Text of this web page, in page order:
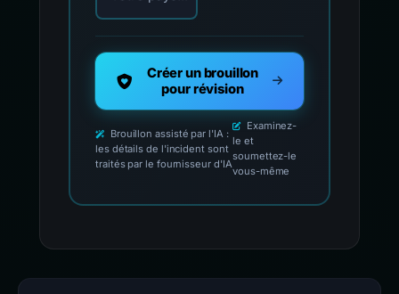
Créer un brouillon
pour révision
Brouillon assisté par l'IA :
les détails de l'incident sont
traités par le fournisseur d'IA
Examinez-
le et
soumettez-le
vous-même